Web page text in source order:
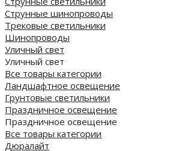
Струнные шинопроводы
Трековые светильники
Шинопроводы
Уличный свет
Уличный свет
Все товары категории
Ландшафтное освещение
Грунтовые светильники
Праздничное освещение
Праздничное освещение
Все товары категории
Дюралайт